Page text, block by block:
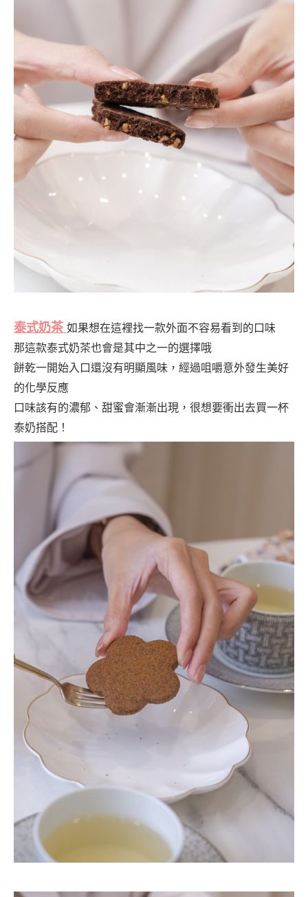
泰式奶茶 如果想在這裡找一款外面不容易看到的口味
那這款泰式奶茶也會是其中之一的選擇哦
餅乾一開始入口還沒有明顯風味，經過咀嚼意外發生美好
的化學反應
口味該有的濃郁、甜蜜會漸漸出現，很想要衝出去買一杯
泰奶搭配！